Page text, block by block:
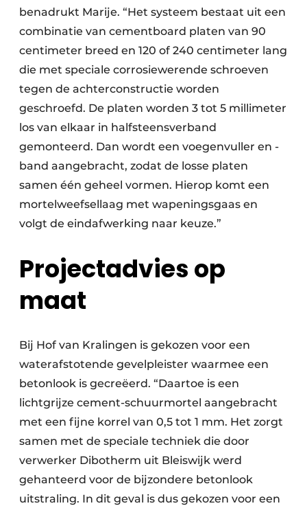
benadrukt Marije. “Het systeem bestaat uit een
combinatie van cementboard platen van 90
centimeter breed en 120 of 240 centimeter lang
die met speciale corrosiewerende schroeven
tegen de achterconstructie worden
geschroefd. De platen worden 3 tot 5 millimeter
los van elkaar in halfsteensverband
gemonteerd. Dan wordt een voegenvuller en -
band aangebracht, zodat de losse platen
samen één geheel vormen. Hierop komt een
mortelweefsellaag met wapeningsgaas en
volgt de eindafwerking naar keuze.”
Projectadvies op
maat
Bij Hof van Kralingen is gekozen voor een
waterafstotende gevelpleister waarmee een
betonlook is gecreëerd. “Daartoe is een
lichtgrijze cement-schuurmortel aangebracht
met een fijne korrel van 0,5 tot 1 mm. Het zorgt
samen met de speciale techniek die door
verwerker Dibotherm uit Bleiswijk werd
gehanteerd voor de bijzondere betonlook
uitstraling. In dit geval is dus gekozen voor een